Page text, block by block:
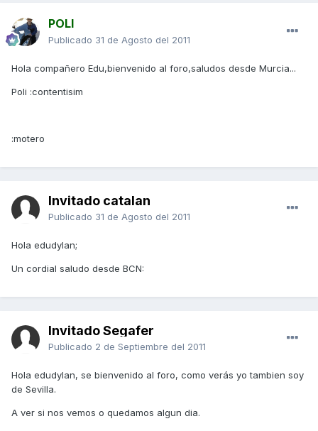
POLI
Publicado 31 de Agosto del 2011
Hola compañero Edu,bienvenido al foro,saludos desde Murcia...
Poli :contentisim
:motero
Invitado catalan
Publicado 31 de Agosto del 2011
Hola edudylan;
Un cordial saludo desde BCN:
Invitado Segafer
Publicado 2 de Septiembre del 2011
Hola edudylan, se bienvenido al foro, como verás yo tambien soy
de Sevilla.
A ver si nos vemos o quedamos algun dia.